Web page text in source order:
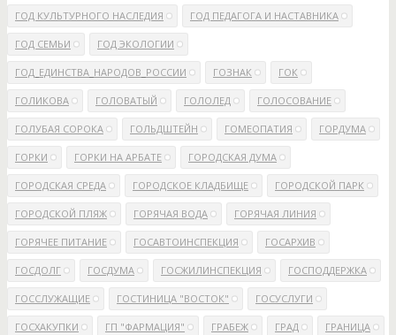
ГОД КУЛЬТУРНОГО НАСЛЕДИЯ ГОД ПЕДАГОГА И НАСТАВНИКА
ГОД СЕМЬИ ГОД ЭКОЛОГИИ
ГОД_ЕДИНСТВА_НАРОДОВ_РОССИИ ГОЗНАК ГОК
ГОЛИКОВА ГОЛОВАТЫЙ ГОЛОЛЕД ГОЛОСОВАНИЕ
ГОЛУБАЯ СОРОКА ГОЛЬДШТЕЙН ГОМЕОПАТИЯ ГОРДУМА
ГОРКИ ГОРКИ НА АРБАТЕ ГОРОДСКАЯ ДУМА
ГОРОДСКАЯ СРЕДА ГОРОДСКОЕ КЛАДБИЩЕ ГОРОДСКОЙ ПАРК
ГОРОДСКОЙ ПЛЯЖ ГОРЯЧАЯ ВОДА ГОРЯЧАЯ ЛИНИЯ
ГОРЯЧЕЕ ПИТАНИЕ ГОСАВТОИНСПЕКЦИЯ ГОСАРХИВ
ГОСДОЛГ ГОСДУМА ГОСЖИЛИНСПЕКЦИЯ ГОСПОДДЕРЖКА
ГОССЛУЖАЩИЕ ГОСТИНИЦА "ВОСТОК" ГОСУСЛУГИ
ГОСХАКУПКИ ГП "ФАРМАЦИЯ" ГРАБЕЖ ГРАД ГРАНИЦА